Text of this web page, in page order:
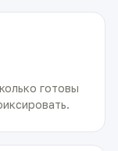
готовы